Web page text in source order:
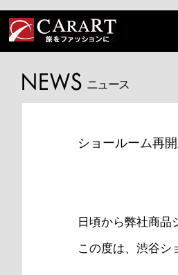
ニュース
ショールーム再
日頃から弊社商
この度は、渋谷シ